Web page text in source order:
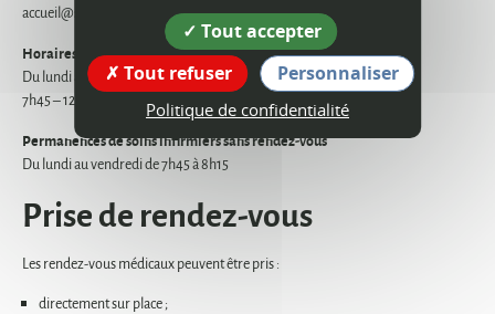
accueil@sirco38.fr
Horaires d'ouverture
Du lundi au vendredi
7h45 – 12h30 / 13h30 – 15h30
Permanences de soins infirmiers sans rendez-vous
Du lundi au vendredi de 7h45 à 8h15
Prise de rendez-vous
Les rendez-vous médicaux peuvent être pris :
directement sur place ;
Tout accepter
Tout refuser
Personnaliser
Politique de confidentialité